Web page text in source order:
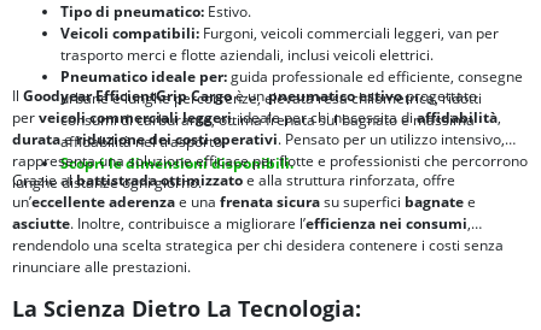
Tipo di pneumatico: Estivo.
Veicoli compatibili: Furgoni, veicoli commerciali leggeri, van per
trasporto merci e flotte aziendali, inclusi veicoli elettrici.
Pneumatico ideale per:guida professionale ed efficiente, consegne
urbane e lunghe percorrenze, elevata resa chilometrica, ridotti
consumi di carburante, ottima frenata sul bagnato e massima
affidabilità nel trasporto.
Scopri le dimensioni disponibili.
Il Goodyear EfficientGrip Cargoè unpneumaticoestivoprogettato
perveicoli commerciali leggeri, ideale per chi necessita diaffidabilità,
durataeriduzione dei costi operativi. Pensato per un utilizzo intensivo,
rappresenta una soluzione efficace per flotte e professionisti che percorrono
lunghe distanze ogni giorno.
Grazie albattistrada ottimizzatoe alla struttura rinforzata, offre
un’eccellenteaderenzae una frenata sicurasu superfici bagnatee
asciutte. Inoltre, contribuisce a migliorare l’efficienza nei consumi,
rendendolo una scelta strategica per chi desidera contenere i costi senza
rinunciare alle prestazioni.
La Scienza Dietro La Tecnologia: